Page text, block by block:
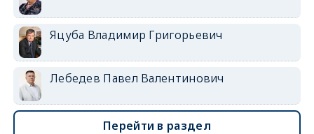
Яцуба Владимир Григорьевич
Лебедев Павел Валентинович
Перейти в раздел